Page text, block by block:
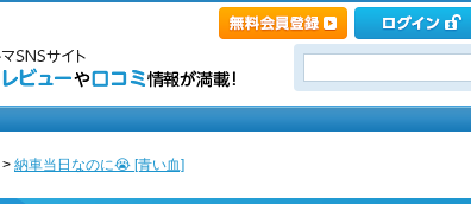
> 納車当日なのに😭 [青い血]